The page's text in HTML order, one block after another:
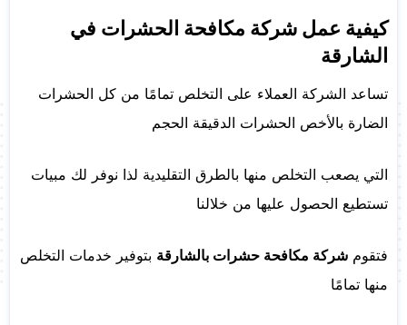
كيفية عمل شركة مكافحة الحشرات في
الشارقة
تساعد الشركة العملاء على التخلص تمامًا من كل الحشرات
الضارة بالأخص الحشرات الدقيقة الحجم
التي يصعب التخلص منها بالطرق التقليدية لذا نوفر لك مبيات
تستطيع الحصول عليها من خلالنا
فتقوم شركة مكافحة حشرات بالشارقة بتوفير خدمات التخلص
منها تمامًا